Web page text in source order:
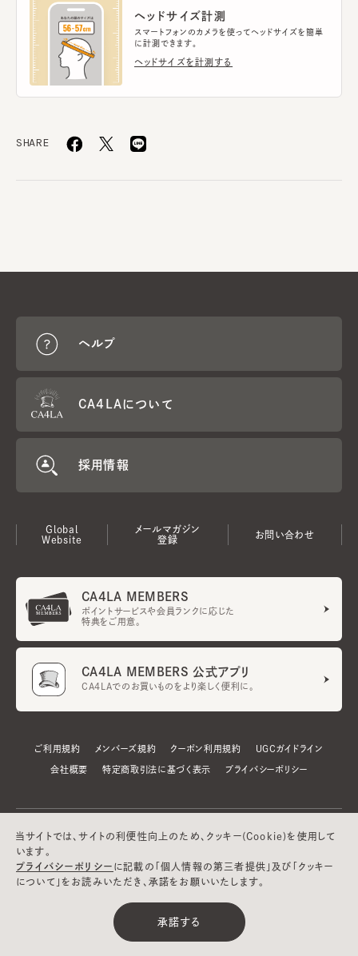
ヘッドサイズ計測
スマートフォンのカメラを使ってヘッドサイズを簡単
に計測できます。
ヘッドサイズを計測する
SHARE
ヘルプ
CA4LAについて
採用情報
Global
Website
メールマガジン
登録
お問い合わせ
CA4LA MEMBERS
ポイントサービスや会員ランクに応じた
特典をご用意。
CA4LA MEMBERS 公式アプリ
CA4LAでのお買いものをより楽しく便利に。
ご利用規約 メンバーズ規約 クーポン利用規約 UGCガイドライン
会社概要 特定商取引法に基づく表示 プライバシーポリシー
©CA4LA INC. All Rights Reserved.
当サイトでは、サイトの利便性向上のため、クッキー(Cookie)を使用して
います。
プライバシーポリシー に記載の「個人情報の第三者提供」及び「クッキー
について」をお読みいただき、承諾をお願いいたします。
承諾する